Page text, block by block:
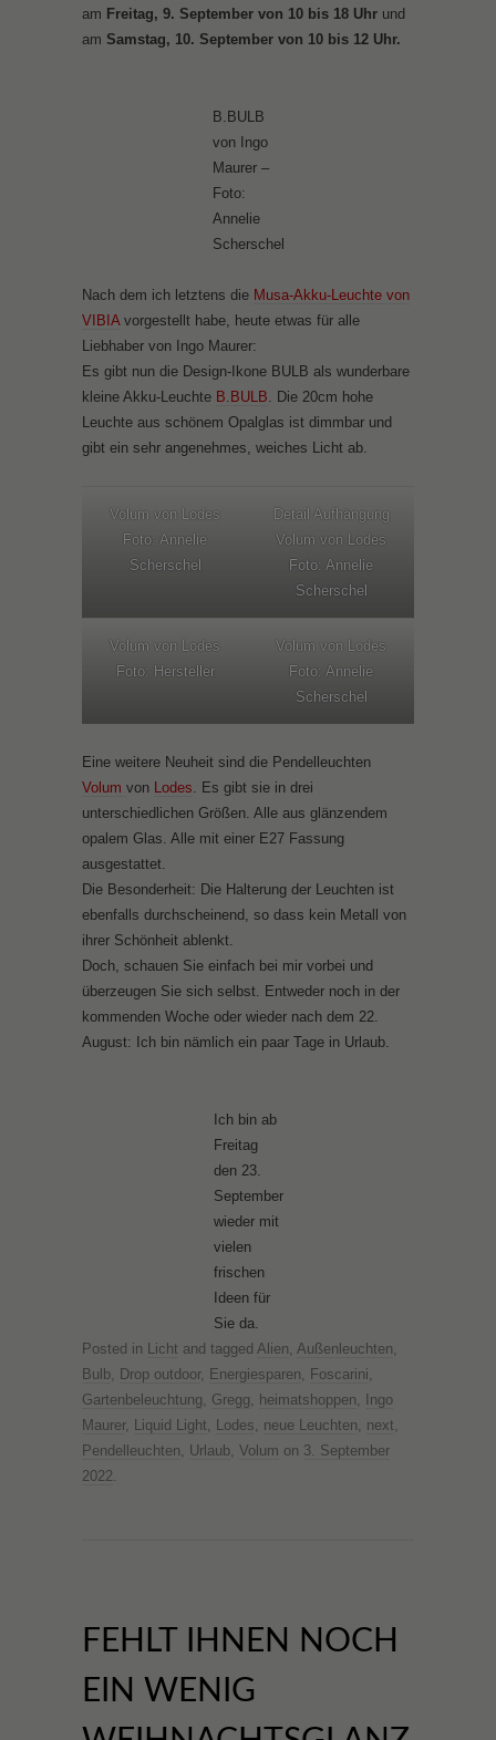
am Freitag, 9. September von 10 bis 18 Uhr und
am Samstag, 10. September von 10 bis 12 Uhr.
B.BULB
von Ingo
Maurer –
Foto:
Annelie
Scherschel
Nach dem ich letztens die Musa-Akku-Leuchte von
VIBIAvorgestellt habe, heute etwas für alle
Liebhaber von Ingo Maurer:
Es gibt nun die Design-Ikone BULB als wunderbare
kleine Akku-Leuchte B.BULB. Die 20cm hohe
Leuchte aus schönem Opalglas ist dimmbar und
gibt ein sehr angenehmes, weiches Licht ab.
Volum von Lodes
Foto: Annelie
Scherschel
Detail Aufhängung
Volum von Lodes
Foto: Annelie
Scherschel
Volum von Lodes
Foto: Hersteller
Volum von Lodes
Foto: Annelie
Scherschel
Eine weitere Neuheit sind die Pendelleuchten
Volum von Lodes. Es gibt sie in drei
unterschiedlichen Größen. Alle aus glänzendem
opalem Glas. Alle mit einer E27 Fassung
ausgestattet.
Die Besonderheit: Die Halterung der Leuchten ist
ebenfalls durchscheinend, so dass kein Metall von
ihrer Schönheit ablenkt.
Doch, schauen Sie einfach bei mir vorbei und
überzeugen Sie sich selbst. Entweder noch in der
kommenden Woche oder wieder nach dem 22.
August: Ich bin nämlich ein paar Tage in Urlaub.
Ich bin ab
Freitag
den 23.
September
wieder mit
vielen
frischen
Ideen für
Sie da.
Posted in Licht and tagged Alien, Außenleuchten,
Bulb, Drop outdoor, Energiesparen, Foscarini,
Gartenbeleuchtung, Gregg, heimatshoppen,
Ingo
Maurer, Liquid Light, Lodes, neue Leuchten, next,
Pendelleuchten, Urlaub, Volum on 3. September
2022.
FEHLT IHNEN NOCH
EIN WENIG